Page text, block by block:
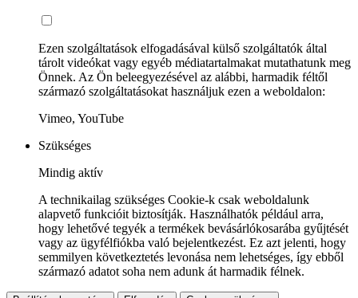
Ezen szolgáltatások elfogadásával külső szolgáltatók által
tárolt videókat vagy egyéb médiatartalmakat mutathatunk meg
Önnek. Az Ön beleegyezésével az alábbi, harmadik féltől
származó szolgáltatásokat használjuk ezen a weboldalon:
Vimeo, YouTube
Szükséges
Mindig aktív
A technikailag szükséges Cookie-k csak weboldalunk
alapvető funkcióit biztosítják. Használhatók például arra,
hogy lehetővé tegyék a termékek bevásárlókosarába gyűjtését
vagy az ügyfélfiókba való bejelentkezést. Ez azt jelenti, hogy
semmilyen következtetés levonása nem lehetséges, így ebből
származó adatot soha nem adunk át harmadik félnek.